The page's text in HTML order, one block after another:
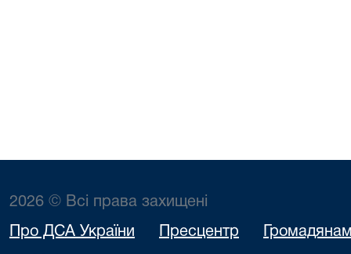
2026 © Всі права захищені
Про ДСА України Пресцентр